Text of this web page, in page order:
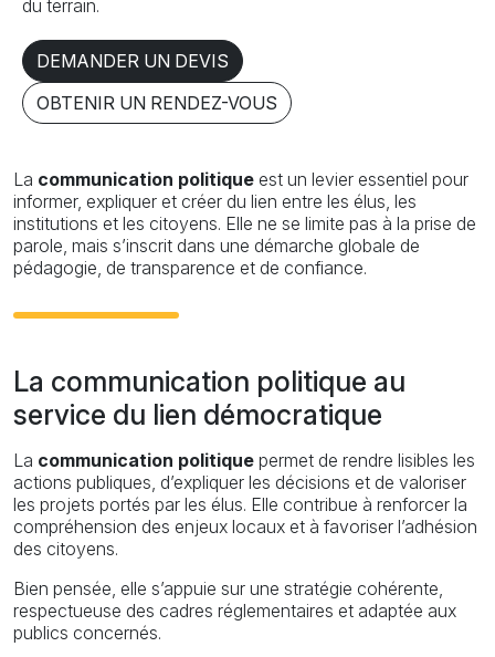
du terrain.
DEMANDER UN DEVIS
OBTENIR UN RENDEZ-VOUS
La communication politique est un levier essentiel pour
informer, expliquer et créer du lien entre les élus, les
institutions et les citoyens. Elle ne se limite pas à la prise de
parole, mais s’inscrit dans une démarche globale de
pédagogie, de transparence et de confiance.
La communication politique au
service du lien démocratique
La communication politique permet de rendre lisibles les
actions publiques, d’expliquer les décisions et de valoriser
les projets portés par les élus. Elle contribue à renforcer la
compréhension des enjeux locaux et à favoriser l’adhésion
des citoyens.
Bien pensée, elle s’appuie sur une stratégie cohérente,
respectueuse des cadres réglementaires et adaptée aux
publics concernés.